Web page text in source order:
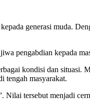
generasi muda.
pengabdian kepada
kondisi dan situasi.
tengah masyarakat.
tersebut menjadi